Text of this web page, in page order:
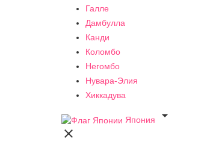
Галле
Дамбулла
Канди
Коломбо
Негомбо
Нувара-Элия
Хиккадува
Япония

